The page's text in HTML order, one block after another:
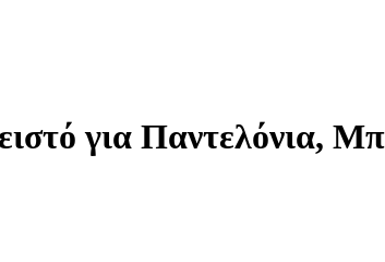
για Παντελόνια,